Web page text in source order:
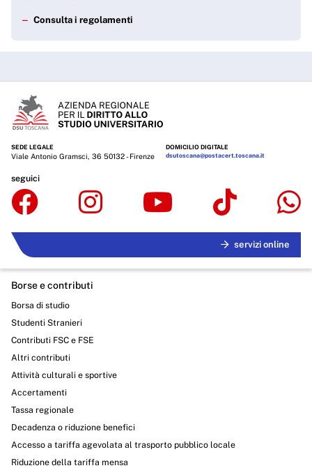
Consulta i regolamenti
SEDE LEGALE
Viale Antonio Gramsci, 36 50132 - Firenze
DOMICILIO DIGITALE
dsutoscana@postacert.toscana.it
seguici
servizi online
Borse e contributi
Borsa di studio
Studenti Stranieri
Contributi FSC e FSE
Altri contributi
Attività culturali e sportive
Accertamenti
Tassa regionale
Decadenza o riduzione benefici
Accesso a tariffa agevolata al trasporto pubblico locale
Riduzione della tariffa mensa